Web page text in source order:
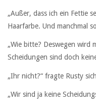
„Außer, dass ich ein Fettie
Haarfarbe. Und manchmal
„Wie bitte? Deswegen wird
Scheidungen sind doch
„Ihr nicht?“ fragte Rusty
„Wir sind ja keine